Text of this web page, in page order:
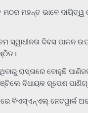
ମଠର ମହନ୍ତ ଭାବେ
ସ୍ୱାଧୀନତା ଦିବସ ପାଳନ
ରାସ୍ତାରେ ବୋହୁଛି
ବିଧାୟକ ରୂପେଶ
ବିଏସ୍‌ଏନ୍‌ଏଲ୍‌ ନେଟୱାର୍କ